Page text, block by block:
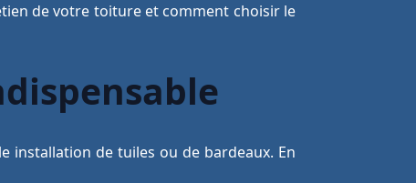
de votre toiture et comment choisir le
installation de tuiles ou de bardeaux. En